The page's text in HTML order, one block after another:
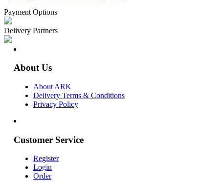
Payment Options
Delivery Partners
About Us
About ARK
Delivery Terms & Conditions
Privacy Policy
Customer Service
Register
Login
Order